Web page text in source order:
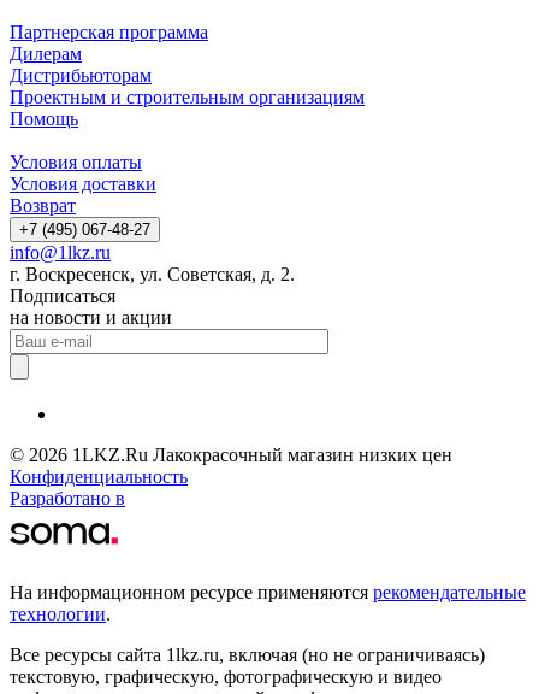
Партнерская программа
Дилерам
Дистрибьюторам
Проектным и строительным организациям
Помощь
Условия оплаты
Условия доставки
Возврат
+7 (495) 067-48-27
info@1lkz.ru
г. Воскресенск, ул. Советская, д. 2.
Подписаться
на новости и акции
© 2026 1LKZ.Ru Лакокрасочный магазин низких цен
Конфиденциальность
Разработано в
На информационном ресурсе применяются рекомендательные
технологии.
Все ресурсы сайта 1lkz.ru, включая (но не ограничиваясь)
текстовую, графическую, фотографическую и видео